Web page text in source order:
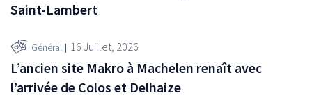
Saint-Lambert
Général 16 Juillet, 2026
L’ancien site Makro à Machelen renaît avec
l’arrivée de Colos et Delhaize